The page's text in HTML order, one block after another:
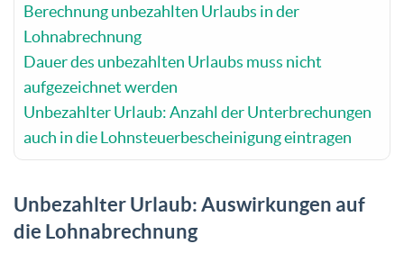
Berechnung unbezahlten Urlaubs in der
Lohnabrechnung
Dauer des unbezahlten Urlaubs muss nicht
aufgezeichnet werden
Unbezahlter Urlaub: Anzahl der Unterbrechungen
auch in die Lohnsteuerbescheinigung eintragen
Unbezahlter Urlaub: Auswirkungen auf
die Lohnabrechnung